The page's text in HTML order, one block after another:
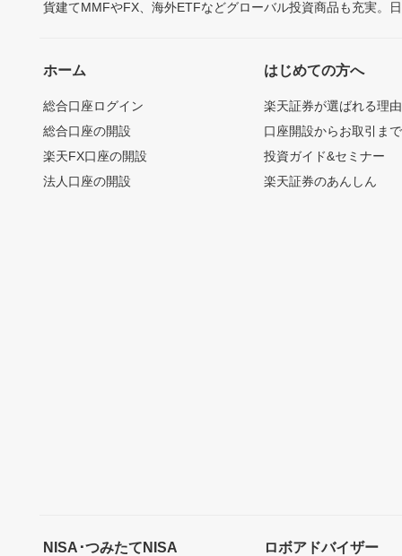
貨建てMMFやFX、海外ETFなどグローバル投資商品も充実。
ホーム
総合口座ログイン
総合口座の開設
楽天FX口座の開設
法人口座の開設
はじめての方へ
楽天証券が選ばれる理由
口座開設からお取引ま
投資ガイド&セミナー
楽天証券のあんしん
NISA･つみたてNISA ロボアドバイザー